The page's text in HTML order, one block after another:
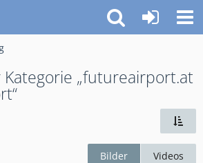
„futureairport.at
Bilder Videos